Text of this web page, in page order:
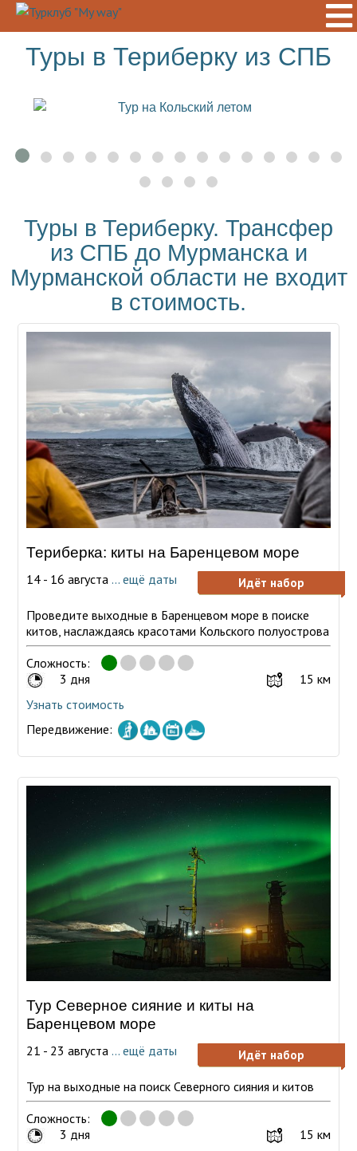
Туры в Териберку из СПБ
Туры в Териберку. Трансфер
из СПБ до Мурманска и
Мурманской области не входит
в стоимость.
Териберка: киты на Баренцевом море
14 - 16 августа ... ещё даты Идёт набор
Проведите выходные в Баренцевом море в поиске
китов, наслаждаясь красотами Кольского полуострова
Сложность:
3 дня
15 км
Узнать стоимость
Передвижение:
Тур Северное сияние и киты на
Баренцевом море
21 - 23 августа ... ещё даты Идёт набор
Тур на выходные на поиск Северного сияния и китов
Сложность:
3 дня
15 км